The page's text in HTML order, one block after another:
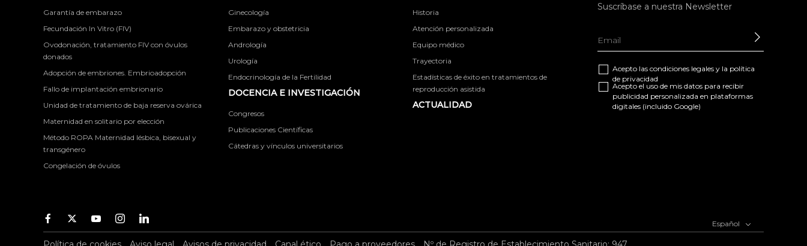
Garantía de embarazo
Fecundación In Vitro (FIV)
Ovodonación, tratamiento FIV con óvulos
donados
Adopción de embriones. Embrioadopción
Fallo de implantación embrionario
Unidad de tratamiento de baja reserva ovárica
Maternidad en solitario por elección
Método ROPA Maternidad lésbica, bisexual y
transgénero
Congelación de óvulos
Ginecología
Embarazo y obstetricia
Andrología
Urología
Endocrinología de la Fertilidad
DOCENCIA E INVESTIGACIÓN
Congresos
Publicaciones Científicas
Cátedras y vínculos universitarios
Historia
Atención personalizada
Equipo médico
Trayectoria
Estadísticas de éxito en tratamientos de
reproducción asistida
ACTUALIDAD
Suscríbase a nuestra Newsletter
Acepto las condiciones legalesy la política
de privacidad
Acepto el uso de mis datos para recibir
publicidad personalizada en plataformas
digitales (incluido Google)
Facebook
TwitterYoutubeInstagramYoutube Español